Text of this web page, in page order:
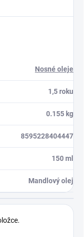
Nosné oleje
1,5 roku
0.155 kg
8595228404447
150 ml
Mandlový olej